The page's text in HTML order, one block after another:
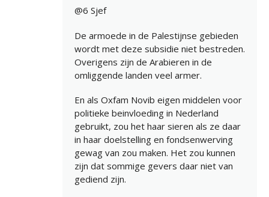
@6 Sjef
De armoede in de Palestijnse gebieden
wordt met deze subsidie niet bestreden.
Overigens zijn de Arabieren in de
omliggende landen veel armer.
En als Oxfam Novib eigen middelen voor
politieke beinvloeding in Nederland
gebruikt, zou het haar sieren als ze daar
in haar doelstelling en fondsenwerving
gewag van zou maken. Het zou kunnen
zijn dat sommige gevers daar niet van
gediend zijn.